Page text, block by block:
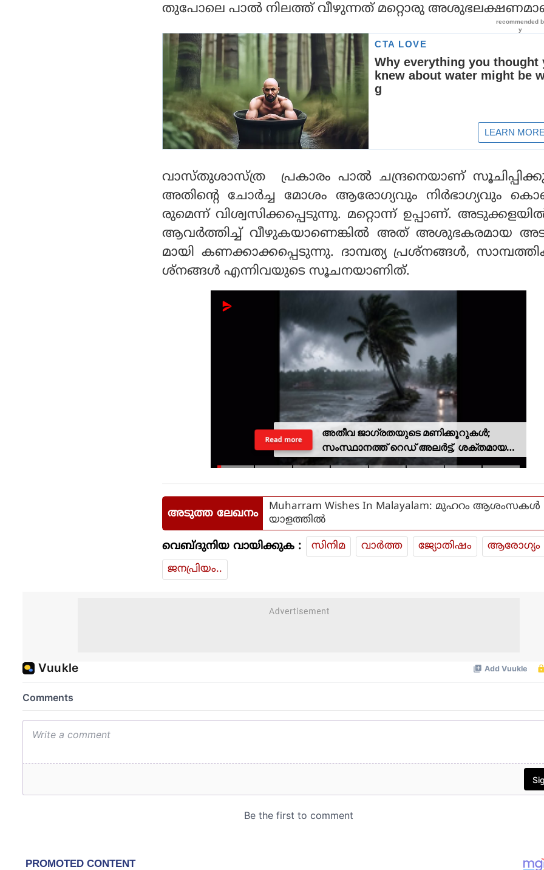
തുപോലെ പാല്‍ നിലത്ത് വീഴുന്നത് മറ്റൊരു
വാസ്തുശാസ്ത്ര പ്രകാരം പാല്‍ ചന്ദ്രനെയാണ്
അതിന്റെ ചോര്‍ച്ച മോശം ആരോഗ്യവും നിര്‍ഭാഗ്യവും
രുമെന്ന് വിശ്വസിക്കപ്പെടുന്നു. മറ്റൊന്ന് ഉപ്പാണ്.
ആവര്‍ത്തിച്ച് വീഴുകയാണെങ്കില്‍ അത് അശുഭകരമായ
മായി കണക്കാക്കപ്പെടുന്നു. ദാമ്പത്യ പ്രശ്‌നങ്ങള്‍,
ശ്‌നങ്ങള്‍ എന്നിവയുടെ സൂചനയാണിത്.
അതീവ ജാഗ്രതയുടെ മണിക്കൂറുകൾ;
സംസ്ഥാനത്ത് റെഡ് അലർട്ട്, ശക്തമായ
കാറ്റിനും സാധ്യത
Read more
അടുത്ത ലേഖനം
Muharram Wishes In Malayalam: മുഹറം ആശംസകൾ
യാളത്തിൽ
വെബ്ദുനിയ വായിക്കുക : സിനിമ വാര്‍ത്ത ജ്യോതിഷം
ആരോഗ്യം
ജനപ്രിയം..